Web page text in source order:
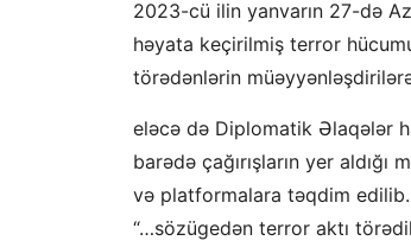
2023-cü ilin yanvarın 27-də
həyata keçirilmiş terror
törədənlərin
eləcə də Diplomatik Əlaqələr
barədə çağırışların yer
və platformalara təqdim edilib.
“…sözügedən terror aktı